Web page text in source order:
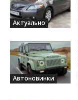
Актуально
Автоновинки